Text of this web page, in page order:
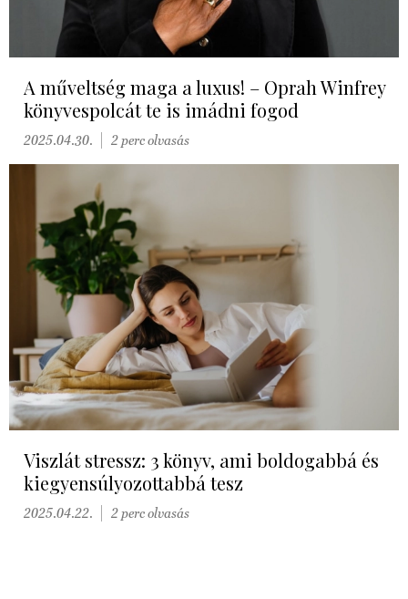
A műveltség maga a luxus! – Oprah Winfrey
könyvespolcát te is imádni fogod
2025.04.30. 2 perc olvasás
Viszlát stressz: 3 könyv, ami boldogabbá és
kiegyensúlyozottabbá tesz
2025.04.22. 2 perc olvasás